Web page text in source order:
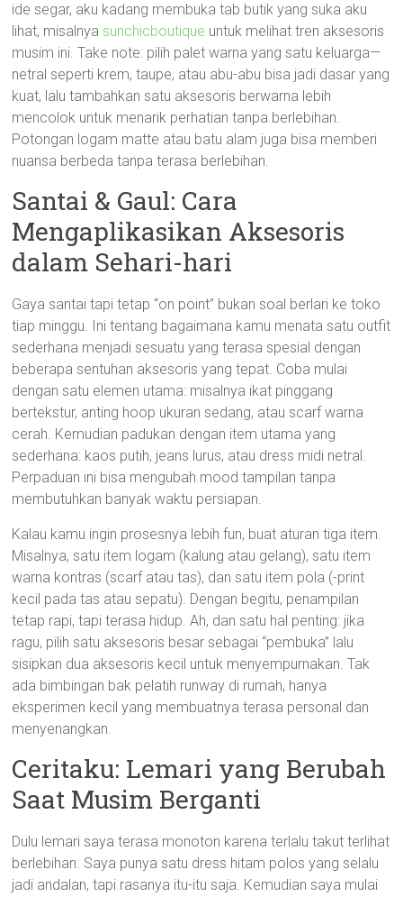
ide segar, aku kadang membuka tab butik yang suka aku
lihat, misalnya sunchicboutique untuk melihat tren aksesoris
musim ini. Take note: pilih palet warna yang satu keluarga—
netral seperti krem, taupe, atau abu-abu bisa jadi dasar yang
kuat, lalu tambahkan satu aksesoris berwarna lebih
mencolok untuk menarik perhatian tanpa berlebihan.
Potongan logam matte atau batu alam juga bisa memberi
nuansa berbeda tanpa terasa berlebihan.
Santai & Gaul: Cara
Mengaplikasikan Aksesoris
dalam Sehari-hari
Gaya santai tapi tetap “on point” bukan soal berlari ke toko
tiap minggu. Ini tentang bagaimana kamu menata satu outfit
sederhana menjadi sesuatu yang terasa spesial dengan
beberapa sentuhan aksesoris yang tepat. Coba mulai
dengan satu elemen utama: misalnya ikat pinggang
bertekstur, anting hoop ukuran sedang, atau scarf warna
cerah. Kemudian padukan dengan item utama yang
sederhana: kaos putih, jeans lurus, atau dress midi netral.
Perpaduan ini bisa mengubah mood tampilan tanpa
membutuhkan banyak waktu persiapan.
Kalau kamu ingin prosesnya lebih fun, buat aturan tiga item.
Misalnya, satu item logam (kalung atau gelang), satu item
warna kontras (scarf atau tas), dan satu item pola (-print
kecil pada tas atau sepatu). Dengan begitu, penampilan
tetap rapi, tapi terasa hidup. Ah, dan satu hal penting: jika
ragu, pilih satu aksesoris besar sebagai “pembuka” lalu
sisipkan dua aksesoris kecil untuk menyempurnakan. Tak
ada bimbingan bak pelatih runway di rumah, hanya
eksperimen kecil yang membuatnya terasa personal dan
menyenangkan.
Ceritaku: Lemari yang Berubah
Saat Musim Berganti
Dulu lemari saya terasa monoton karena terlalu takut terlihat
berlebihan. Saya punya satu dress hitam polos yang selalu
jadi andalan, tapi rasanya itu-itu saja. Kemudian saya mulai